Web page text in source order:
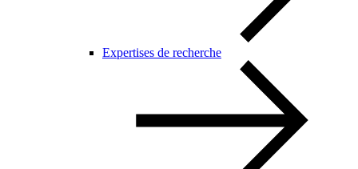
Expertises de recherche